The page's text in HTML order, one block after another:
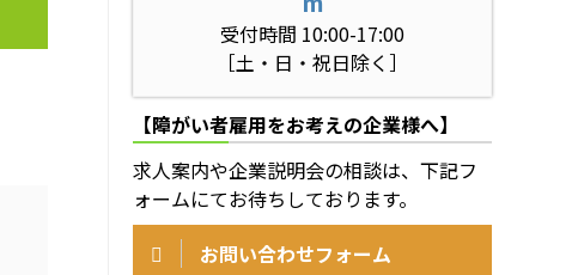
受付時間 10:00-17:00
［土・日・祝日除く］
【障がい者雇用をお考えの企業様へ】
求人案内や企業説明会の相談は、下記フ
ォームにてお待ちしております。
お問い合わせフォーム